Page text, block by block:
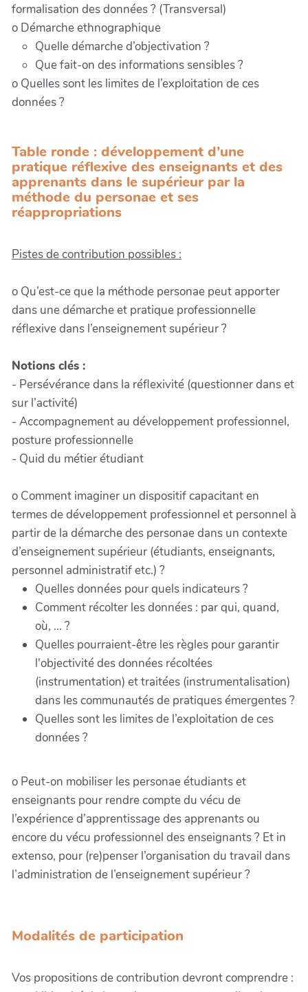
formalisation des données ? (Transversal)
o Démarche ethnographique
Quelle démarche d’objectivation ?
Que fait-on des informations sensibles ?
o Quelles sont les limites de l’exploitation de ces
données ?
Table ronde : développement d’une
pratique réflexive des enseignants et des
apprenants dans le supérieur par la
méthode du personae et ses
réappropriations
Pistes de contribution possibles :
o Qu’est-ce que la méthode personae peut apporter
dans une démarche et pratique professionnelle
réflexive dans l’enseignement supérieur ?
Notions clés :
- Persévérance dans la réflexivité (questionner dans et
sur l’activité)
- Accompagnement au développement professionnel,
posture professionnelle
- Quid du métier étudiant
o Comment imaginer un dispositif capacitant en
termes de développement professionnel et personnel à
partir de la démarche des personae dans un contexte
d’enseignement supérieur (étudiants, enseignants,
personnel administratif etc.) ?
Quelles données pour quels indicateurs ?
Comment récolter les données : par qui, quand,
où, ... ?
Quelles pourraient-être les règles pour garantir
l'objectivité des données récoltées
(instrumentation) et traitées (instrumentalisation)
dans les communautés de pratiques émergentes ?
Quelles sont les limites de l’exploitation de ces
données ?
o Peut-on mobiliser les personae étudiants et
enseignants pour rendre compte du vécu de
l’expérience d’apprentissage des apprenants ou
encore du vécu professionnel des enseignants ? Et in
extenso, pour (re)penser l’organisation du travail dans
l’administration de l’enseignement supérieur ?
Modalités de participation
Vos propositions de contribution devront comprendre :